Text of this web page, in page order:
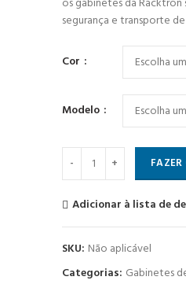
segurança e transporte
Cor
Modelo
Gabinete de Recarga
Adicionar à lista de
SKU: Não aplicável
Categorias: Gabinetes